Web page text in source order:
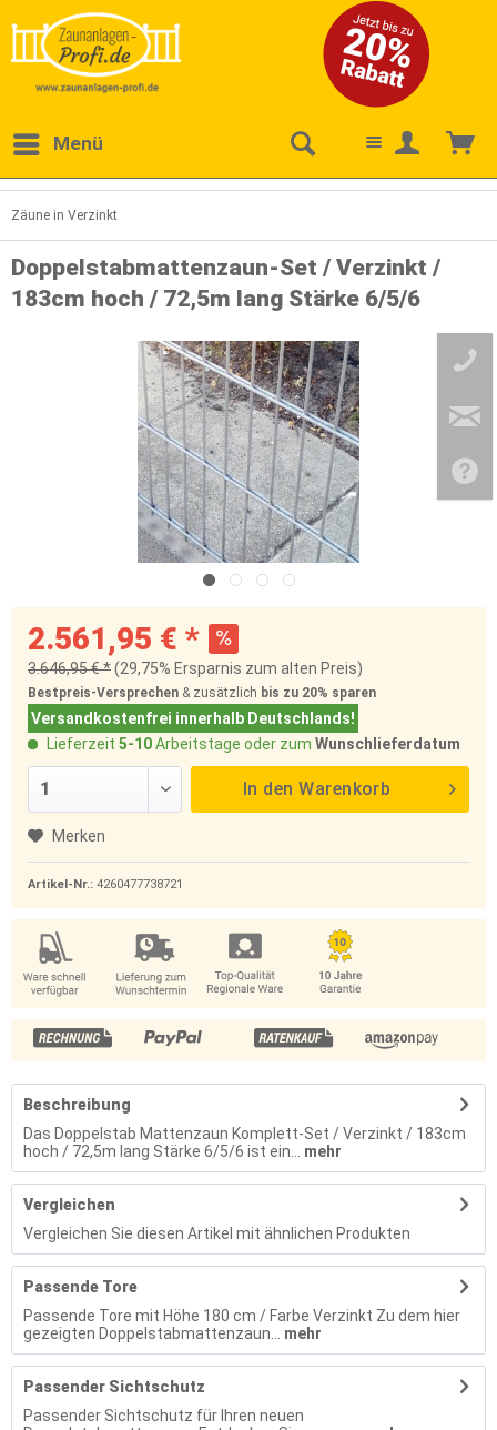
Menü
Zäune in Verzinkt
Doppelstabmattenzaun-Set / Verzinkt /
183cm hoch / 72,5m lang Stärke 6/5/6
2.561,95 € *
3.646,95 € *(29,75% Ersparnis zum alten Preis)
Bestpreis-Versprechen & zusätzlich bis zu 20% sparen
Versandkostenfrei innerhalb Deutschlands!
Lieferzeit 5-10Arbeitstage oder zum Wunschlieferdatum
In den Warenkorb
Merken
Artikel-Nr.: 4260477738721
Beschreibung
Das Doppelstab Mattenzaun Komplett-Set / Verzinkt / 183cm
hoch / 72,5m lang Stärke 6/5/6 ist ein...
mehr
Vergleichen
Vergleichen Sie diesen Artikel mit ähnlichen Produkten
Passende Tore
Passende Tore mit Höhe 180 cm / Farbe Verzinkt Zu dem hier
gezeigten Doppelstabmattenzaun...
mehr
Passender Sichtschutz
Passender Sichtschutz für Ihren neuen